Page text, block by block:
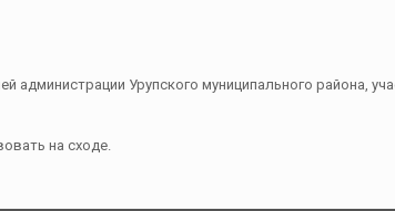
администрации Урупского муниципального района,
на сходе.